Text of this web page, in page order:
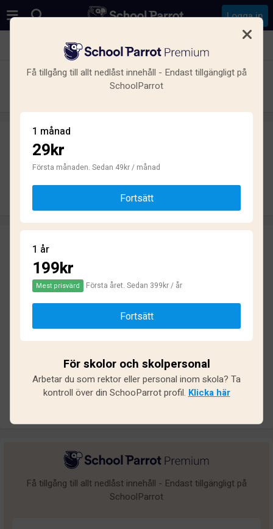
Logga in
Se alla skolor i Johannelund, Linköping
Ånestadsskolan
Skriv ett omdöme
Skriv omdöme
Omdömen
Baserat på15omdömen och135svar
Utmärkt
Undermålig
Få tillgång till allt nedlåst innehåll - Endast tillgängligt på
SchoolParrot
Få tillgång till allt nedlåst innehåll - Endast tillgängligt på
SchoolParrot
1 månad
29kr
Första månaden. Sedan 49kr / månad
Fortsätt
1 år
199kr
Mest prisvärd Första året. Sedan 399kr / år
Fortsätt
För skolor och skolpersonal
Arbetar du som rektor eller personal inom skola? Ta
kontroll över din SchooParrot profil. Klicka här